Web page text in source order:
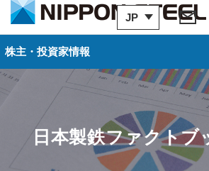
JP
サイト内検索 メニュー
日本製鉄ファクトブ
株主・投資家情報